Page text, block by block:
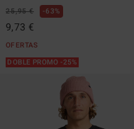
25,95 € 63%
9,73 €
OFERTAS
DOBLE PROMO -25%